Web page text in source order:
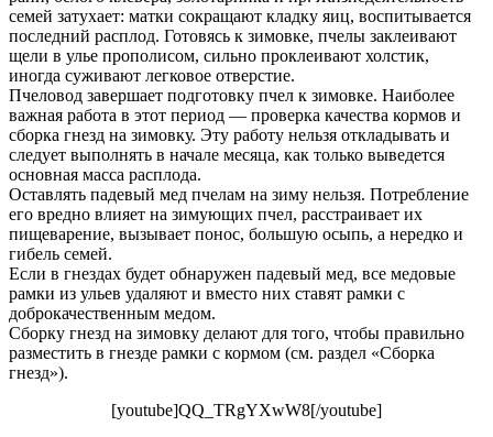
семей затухает: матки сокращают кладку яиц, воспитыва­ется
последний расплод. Готовясь к зимовке, пчелы заклеи­вают
щели в улье прополисом, сильно проклеивают хол­стик,
иногда суживают легковое отверстие.
Пчеловод завершает подготовку пчел к зимовке. Наибо­лее
важная работа в этот период — проверка качества кор­мов и
сборка гнезд на зимовку. Эту работу нельзя отклады­вать и
следует выполнять в начале месяца, как только выве­дется
основная масса расплода.
Оставлять падевый мед пчелам на зиму нельзя. Потреб­ление
его вредно влияет на зимующих пчел, расстраивает их
пищеварение, вызывает понос, большую осыпь, а неред­ко и
гибель семей.
Если в гнездах будет обнаружен падевый мед, все медо­вые
рамки из ульев удаляют и вместо них ставят рамки с
доброкачественным медом.
Сборку гнезд на зимовку делают для того, чтобы пра­вильно
разместить в гнезде рамки с кормом (см. раздел «Сборка
гнезд»).
[youtube]QQ_TRgYXwW8[/youtube]